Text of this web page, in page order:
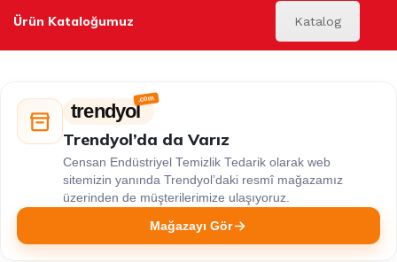
Ürün Kataloğumuz Katalog
trendyol
Trendyol’da da Varız
Censan Endüstriyel Temizlik Tedarik olarak web
sitemizin yanında Trendyol’daki resmî mağazamız
üzerinden de müşterilerimize ulaşıyoruz.
Mağazayı Gör